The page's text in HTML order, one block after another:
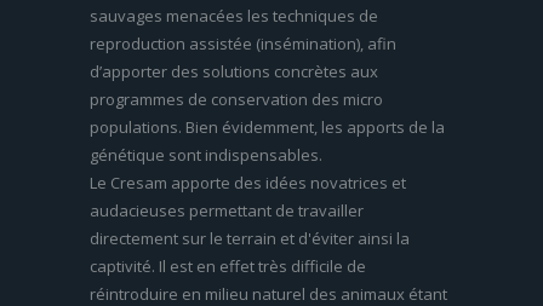
sauvages menacées les techniques de
reproduction assistée (insémination), afin
d’apporter des solutions concrètes aux
programmes de conservation des micro
populations. Bien évidemment, les apports de la
génétique sont indispensables.
Le Cresam apporte des idées novatrices et
audacieuses permettant de travailler
directement sur le terrain et d'éviter ainsi la
captivité. Il est en effet très difficile de
réintroduire en milieu naturel des animaux étant